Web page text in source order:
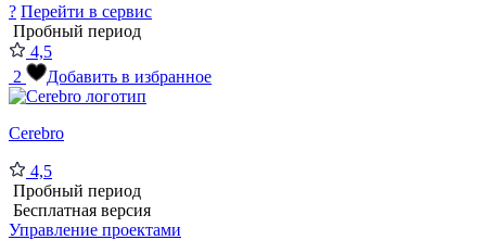
? Перейти в сервис
Пробный период
4,5
2
Добавить в избранное
Cerebro
4,5
Пробный период
Бесплатная версия
Управление проектами